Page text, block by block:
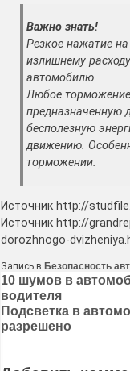
Важно знать!
Резкое нажатие
излишнему
автомобилю.
Любое
предназначенную
бесполезную
движению.
торможении.
Источник http://
Источник http://
dorozhnogo-
Запись в Безопасность
Навигация
по
записям
10 шумов в
водителя
Подсветка в
разрешено